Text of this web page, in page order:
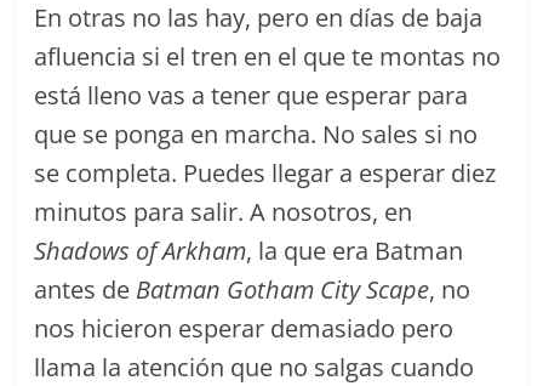
En otras no las hay, pero en días de baja
afluencia si el tren en el que te montas no
está lleno vas a tener que esperar para
que se ponga en marcha. No sales si no
se completa. Puedes llegar a esperar diez
minutos para salir. A nosotros, en
Shadows of Arkham, la que era Batman
antes de Batman Gotham City Scape, no
nos hicieron esperar demasiado pero
llama la atención que no salgas cuando